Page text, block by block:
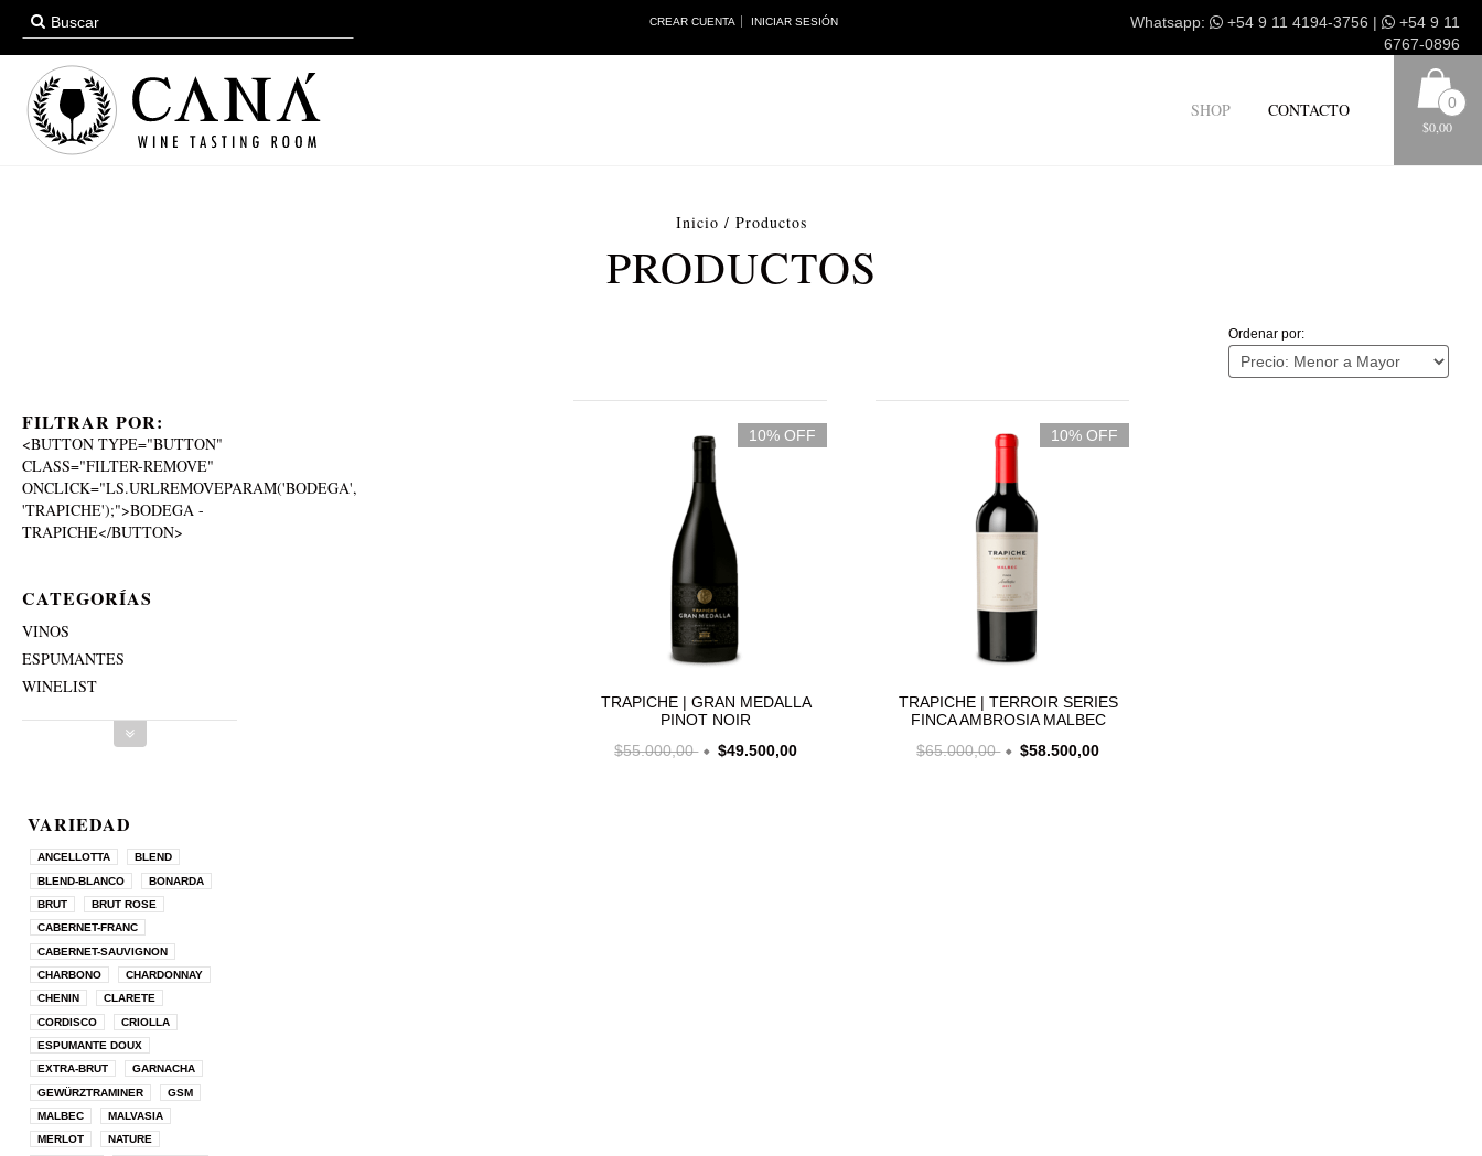
CREAR CUENTA INICIAR SESIÓN Whatsapp: +54 9 11 4194-3756 |
+54 9 11
6767-0896
SHOP CONTACTO
0
$0,00
Inicio / Productos
PRODUCTOS
Ordenar por:
FILTRAR POR:
<BUTTON TYPE="BUTTON"
CLASS="FILTER-REMOVE"
ONCLICK="LS.URLREMOVEPARAM('BODEGA',
'TRAPICHE');">BODEGA -
TRAPICHE</BUTTON>
CATEGORÍAS
VINOS
ESPUMANTES
WINELIST
VARIEDAD
ANCELLOTTA
BLEND
BLEND-BLANCO
BONARDA
BRUT
BRUT ROSE
CABERNET-FRANC
CABERNET-SAUVIGNON
CHARBONO
CHARDONNAY
CHENIN
CLARETE
CORDISCO
CRIOLLA
ESPUMANTE DOUX
EXTRA-BRUT
GARNACHA
GEWÜRZTRAMINER
GSM
MALBEC
MALVASIA
MERLOT
NATURE
10% OFF
TRAPICHE | GRAN MEDALLA
PINOT NOIR
$55.000,00
$49.500,00
10% OFF
TRAPICHE | TERROIR SERIES
FINCA AMBROSIA MALBEC
$65.000,00
$58.500,00